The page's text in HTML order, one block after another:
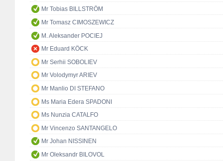
Mr Tobias BILLSTRÖM
Mr Tomasz CIMOSZEWICZ
M. Aleksander POCIEJ
Mr Eduard KÖCK
Mr Serhii SOBOLIEV
Mr Volodymyr ARIEV
Mr Manlio DI STEFANO
Ms Maria Edera SPADONI
Ms Nunzia CATALFO
Mr Vincenzo SANTANGELO
Mr Johan NISSINEN
Mr Oleksandr BILOVOL